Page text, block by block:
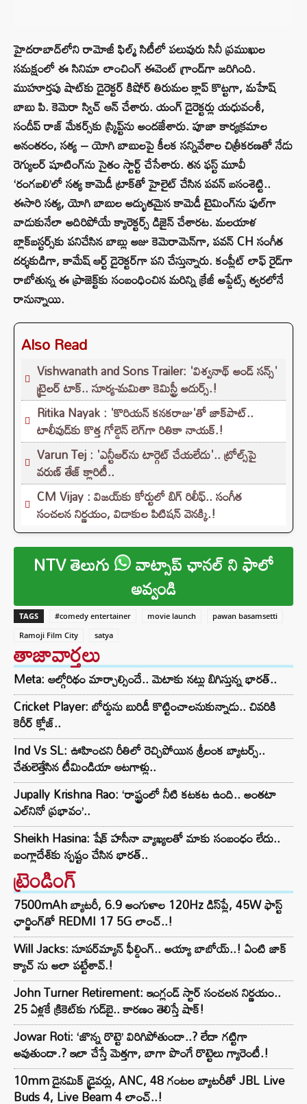
హైదరాబాద్‌లోని రామోజీ ఫిల్మ్ సిటీలో పలువురు సినీ ప్రముఖుల
సమక్షంలో ఈ సినిమా లాంచింగ్ ఈవెంట్ గ్రాండ్‌గా జరిగింది.
ముహూర్తపు షాట్‌కు డైరెక్టర్ కిషోర్ తిరుమల క్లాప్ కొట్టగా, మహేష్
బాబు పి. కెమెరా స్విచ్ ఆన్ చేశారు. యంగ్ డైరెక్టర్లు యధువంశీ,
సందీప్ రాజ్ మేకర్స్‌కు స్క్రిప్ట్‌ను అందజేశారు. పూజా కార్యక్రమాల
అనంతరం, సత్య – యోగి బాబులపై కీలక సన్నివేశాల చిత్రీకరణతో నేడు
రెగ్యులర్ షూటింగ్‌ను సైతం స్టార్ట్ చేసేశారు. తన ఫస్ట్ మూవీ
‘రంగబలి’లో సత్య కామెడీ ట్రాక్‌తో హైలైట్ చేసిన పవన్ బసంశెట్టి..
ఈసారి సత్య, యోగి బాబుల అద్భుతమైన కామెడీ టైమింగ్‌ను ఫుల్‌గా
వాడుకునేలా అదిరిపోయే క్యారెక్టర్స్ డిజైన్ చేశారట. మలయాళ
బ్లాక్‌బస్టర్స్‌కు పనిచేసిన బాబ్లు అజు కెమెరామెన్‌గా, పవన్ CH సంగీత
దర్శకుడిగా, కామేష్ ఆర్ట్ డైరెక్టర్‌గా పని చేస్తున్నారు. కంప్లీట్ లాఫ్ రైడ్‌గా
రాబోతున్న ఈ ప్రాజెక్ట్‌కు సంబంధించిన మరిన్ని క్రేజీ అప్డేట్స్ త్వరలోనే
రానున్నాయి.
Also Read
Vishwanath and Sons Trailer: 'విశ్వనాథ్ అండ్ సన్స్'
ట్రైలర్ టాక్.. సూర్య-మమితా కెమిస్ట్రీ అదుర్స్.!
Ritika Nayak : 'కొరియన్ కనకరాజు'తో జాక్‌పాట్..
టాలీవుడ్‌కు కొత్త గోల్డెన్ లెగ్‌గా రితికా నాయక్.!
Varun Tej : 'ఎన్టీఆర్‌ను టార్గెట్ చేయలేదు'.. ట్రోల్స్‌పై
వరుణ్ తేజ్ క్లారిటీ..
CM Vijay : విజయ్‌కు కోర్టులో బిగ్ రిలీఫ్.. సంగీత
సంచలన నిర్ణయం, విడాకుల పిటిషన్ వెనక్కి.!
NTV తెలుగు వాట్సాప్ ఛానల్ ని ఫాలో
అవ్వండి
TAGS #comedy entertainer movie launch
pawan basamsetti
Ramoji Film City
satya
తాజావార్తలు
Meta: ఆల్గోరిథం మార్చాల్సిందే.. మెటాకు నట్లు బిగిస్తున్న భారత్..
Cricket Player: బోర్డును బురిడీ కొట్టించాలనుకున్నాడు.. చివరికి
కెరీర్ క్లోజ్..
Ind Vs SL: ఊహించని రీతిలో రెచ్చిపోయిన శ్రీలంక బ్యాటర్స్..
చేతులెత్తేసిన టీమిండియా ఆటగాళ్లు..
Jupally Krishna Rao: ‘రాష్ట్రంలో నీటి కటకట ఉంది.. అంతటా
ఎల్‌నినో ప్రభావం’..
Sheikh Hasina: షేక్ హసీనా వ్యాఖ్యలతో మాకు సంబంధం లేదు..
బంగ్లాదేశ్‌కు స్పష్టం చేసిన భారత్..
ట్రెండింగ్‌
7500mAh బ్యాటరీ, 6.9 అంగుళాల 120Hz డిస్‌ప్లే, 45W ఫాస్ట్
ఛార్జింగ్‌తో REDMI 17 5G లాంచ్..!
Will Jacks: సూపర్‌మ్యాన్ ఫీల్డింగ్.. అయ్యా బాబోయ్..! ఏంటి జాక్
క్యాచ్ ను అలా పట్టేశావ్.!
John Turner Retirement: ఇంగ్లండ్ స్టార్ సంచలన నిర్ణయం..
25 ఏళ్లకే క్రికెట్‌కు గుడ్‌బై.. కారణం తెలిస్తే షాక్!
Jowar Roti: ‘జొన్న రొట్టె’ విరిగిపోతుందా..? లేదా గట్టిగా
అవుతుందా.? ఇలా చేస్తే మెత్తగా, బాగా పొంగే రొట్టెలు గ్యారెంటీ.!
10mm డైనమిక్ డ్రైవర్లు, ANC, 48 గంటల బ్యాటరీతో JBL Live
Buds 4, Live Beam 4 లాంచ్..!